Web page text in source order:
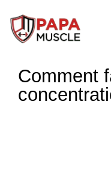
passer
principalComment